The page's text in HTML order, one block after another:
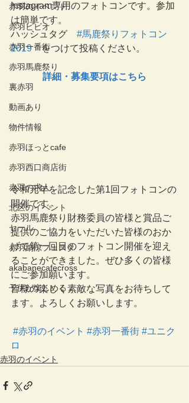
赤羽のイベント
赤羽ビビオ
赤羽一番街
赤羽馬鹿祭り
裏赤羽
動画あり
物件情報
赤羽ほっとcafe
赤羽西口商店街
赤羽の求人
北区のイベント
セール
赤羽納涼フェスタ
akabanecafecross
子供が楽しめる
Instagram専用のフォトコンです。参加
は簡単です。
ハッシュタグ #馬鹿祭りフォトコン
2019 をつけて投稿ください。
詳細・募集要項はこちら
令和元年を記念した第1回フォトコンの
開催です。
赤羽馬鹿祭り財務委員の皆様と賞品ご
提供のご協力をいただいた皆様のおか
げで第一回目のフォトコン開催を迎え
ることができました。ぜひ多くの皆様
にご参加願います。
皆様の楽しく素敵な写真をお待ちして
ます。よろしくお願いします。
#赤羽のイベント #赤羽一番街 #ユニク
ロ
赤羽のイベント